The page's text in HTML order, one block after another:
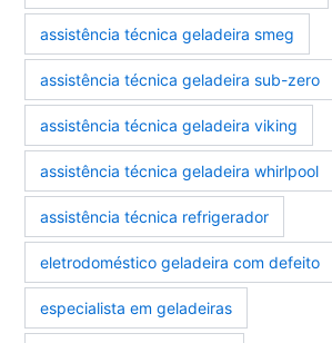
assistência técnica geladeira smeg
assistência técnica geladeira sub-zero
assistência técnica geladeira viking
assistência técnica geladeira whirlpool
assistência técnica refrigerador
eletrodoméstico geladeira com defeito
especialista em geladeiras